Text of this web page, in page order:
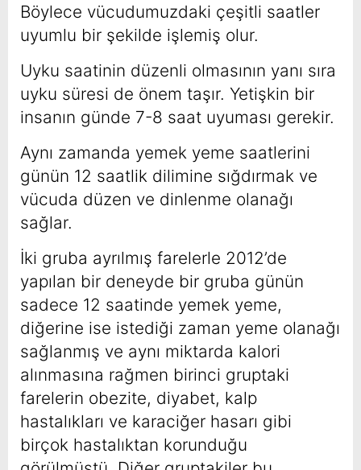
Böylece vücudumuzdaki çeşitli saatler
uyumlu bir şekilde işlemiş olur.
Uyku saatinin düzenli olmasının yanı sıra
uyku süresi de önem taşır. Yetişkin bir
insanın günde 7-8 saat uyuması gerekir.
Aynı zamanda yemek yeme saatlerini
günün 12 saatlik dilimine sığdırmak ve
vücuda düzen ve dinlenme olanağı
sağlar.
İki gruba ayrılmış farelerle 2012’de
yapılan bir deneyde bir gruba günün
sadece 12 saatinde yemek yeme,
diğerine ise istediği zaman yeme olanağı
sağlanmış ve aynı miktarda kalori
alınmasına rağmen birinci gruptaki
farelerin obezite, diyabet, kalp
hastalıkları ve karaciğer hasarı gibi
birçok hastalıktan korunduğu